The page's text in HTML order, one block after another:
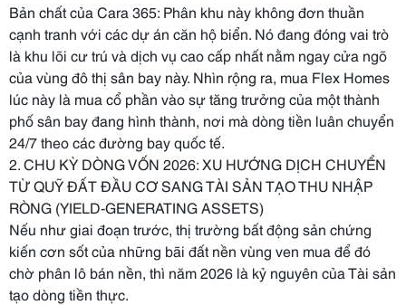
Bản chất của Cara 365: Phân khu này không đơn thuần
cạnh tranh với các dự án căn hộ biển. Nó đang đóng vai trò
là khu lõi cư trú và dịch vụ cao cấp nhất nằm ngay cửa ngõ
của vùng đô thị sân bay này. Nhìn rộng ra, mua Flex Homes
lúc này là mua cổ phần vào sự tăng trưởng của một thành
phố sân bay đang hình thành, nơi mà dòng tiền luân chuyển
24/7 theo các đường bay quốc tế.
2. CHU KỲ DÒNG VỐN 2026: XU HƯỚNG DỊCH CHUYỂN
TỪ QUỸ ĐẤT ĐẦU CƠ SANG TÀI SẢN TẠO THU NHẬP
RÒNG (YIELD-GENERATING ASSETS)
Nếu như giai đoạn trước, thị trường bất động sản chứng
kiến cơn sốt của những bãi đất nền vùng ven mua để đó
chờ phân lô bán nền, thì năm 2026 là kỷ nguyên của Tài sản
tạo dòng tiền thực.